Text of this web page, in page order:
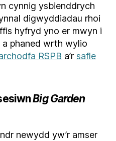
cynnig ysbienddrych
digwyddiadau rhoi
hyfryd yno er mwyn i
a phaned wrth wylio
RSPB a’r safle
Big Garden
newydd yw’r amser